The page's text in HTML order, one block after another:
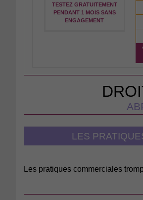
TESTEZ GRATUITEMENT
PENDANT 1 MOIS SANS
ENGAGEMENT
LES
Les pratiques commerciales